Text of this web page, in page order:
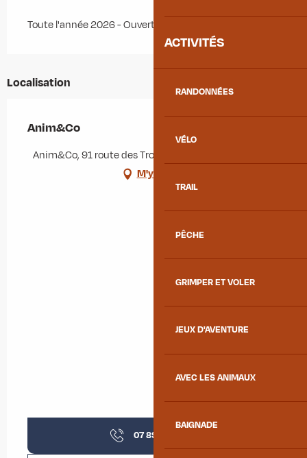
ACTIVITÉS
RANDONNÉES
VÉLO
TRAIL
PÊCHE
GRIMPER ET VOLER
JEUX D'AVENTURE
AVEC LES ANIMAUX
BAIGNADE
Toute l'année 2026 - Ouvert tous les jours
Localisation
Anim&Co
Anim&Co, 91 route des Trois Noyers, 73300 Le Châtel
M'y rendre
07 89 31 76